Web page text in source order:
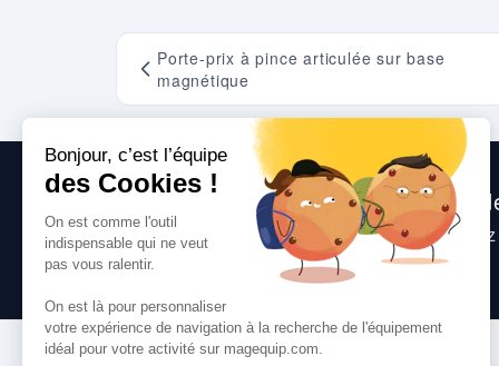
Porte-prix à pince articulée sur base
magnétique
Nous sommes heureux de vous
Consultez nos questions fréquentes,
toute question que vous pourriez avoir.